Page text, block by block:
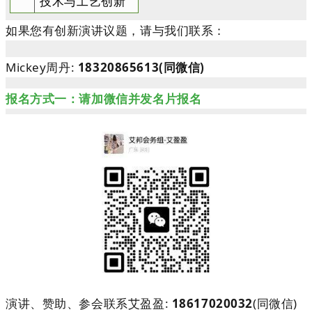
如果您有创新演讲议题，请与我们联系：
Mickey周丹: 18320865613(同微信)
报名方式一：请加微信并发名片报名
演讲、赞助、参会联系艾盈盈: 18617020032(同微信)